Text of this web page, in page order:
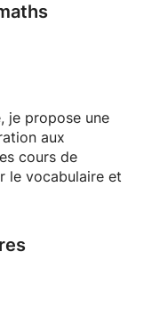
je propose une
aux
cours de
le vocabulaire et